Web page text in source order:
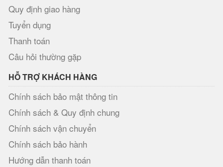
Quy định giao hàng
Tuyển dụng
Thanh toán
Câu hỏi thường gặp
HỖ TRỢ KHÁCH HÀNG
Chính sách bảo mật thông tin
Chính sách & Quy định chung
Chính sách vận chuyển
Chính sách bảo hành
Hướng dẫn thanh toán